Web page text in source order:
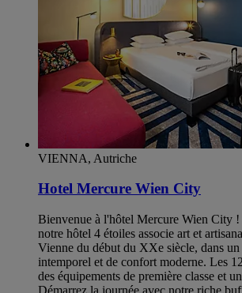
VIENNA, Autriche
Hotel Mercure Wien City
Bienvenue à l'hôtel Mercure Wien City !
notre hôtel 4 étoiles associe art et
Vienne du début du XXe siècle, dans un
intemporel et de confort moderne. Les
des équipements de première classe et